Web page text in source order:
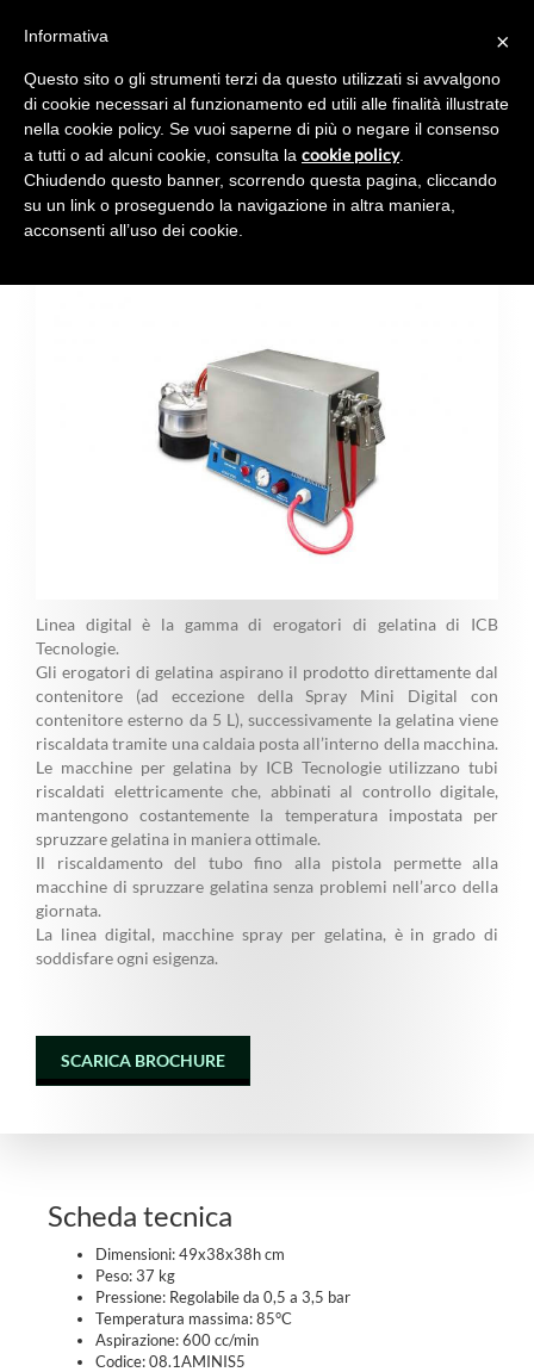
SPRAY MINI 5 L
Linea digital è la gamma di erogatori di gelatina di ICB
Tecnologie.
Gli erogatori di gelatina aspirano il prodotto direttamente dal
contenitore (ad eccezione della Spray Mini Digital con
contenitore esterno da 5 L), successivamente la gelatina viene
riscaldata tramite una caldaia posta all’interno della macchina.
Le macchine per gelatina by ICB Tecnologie utilizzano tubi
riscaldati elettricamente che, abbinati al controllo digitale,
mantengono costantemente la temperatura impostata per
spruzzare gelatina in maniera ottimale.
Il riscaldamento del tubo fino alla pistola permette alla
macchine di spruzzare gelatina senza problemi nell’arco della
giornata.
La linea digital, macchine spray per gelatina, è in grado di
soddisfare ogni esigenza.
SCARICA BROCHURE
Scheda tecnica
Dimensioni: 49x38x38h cm
Peso: 37 kg
Pressione: Regolabile da 0,5 a 3,5 bar
Temperatura massima: 85°C
Aspirazione: 600 cc/min
Codice: 08.1AMINIS5
×
Informativa
Questo sito o gli strumenti terzi da questo utilizzati si avvalgono
di cookie necessari al funzionamento ed utili alle finalità illustrate
nella cookie policy. Se vuoi saperne di più o negare il consenso
a tutti o ad alcuni cookie, consulta la cookie policy.
Chiudendo questo banner, scorrendo questa pagina, cliccando
su un link o proseguendo la navigazione in altra maniera,
acconsenti all’uso dei cookie.